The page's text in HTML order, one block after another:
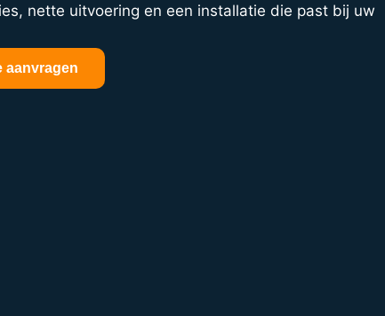
nette uitvoering en een installatie die past bij uw
aanvragen